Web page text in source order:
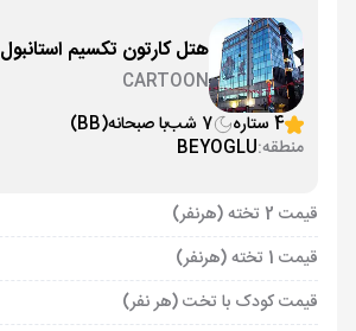
هتل کارتون تکسیم استانبول
CARTOON
4 ستاره
7 شب با صبحانه(BB)
منطقه:BEYOGLU
قیمت 2 تخته (هرنفر)
قیمت 1 تخته (هرنفر)
قیمت کودک با تخت (هر نفر)